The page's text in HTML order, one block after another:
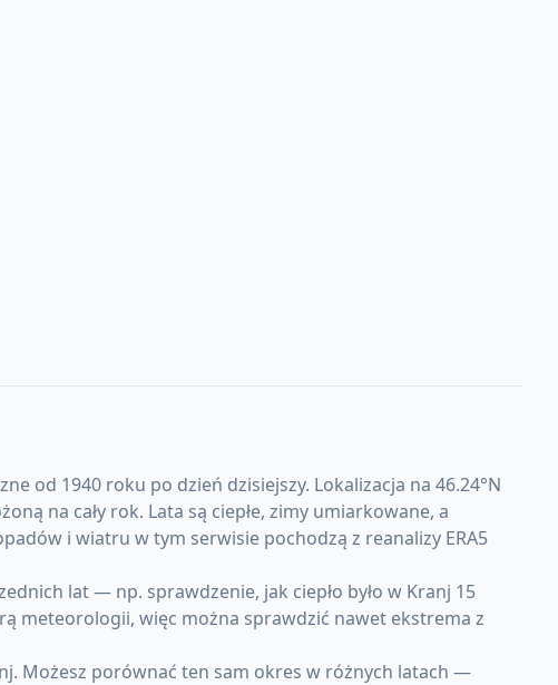
od 1940 roku po dzień dzisiejszy. Lokalizacja na 46.24°N
na cały rok. Lata są ciepłe, zimy umiarkowane, a
i wiatru w tym serwisie pochodzą z reanalizy ERA5
lat — np. sprawdzenie, jak ciepło było w Kranj 15
meteorologii, więc można sprawdzić nawet ekstrema z
Możesz porównać ten sam okres w różnych latach —